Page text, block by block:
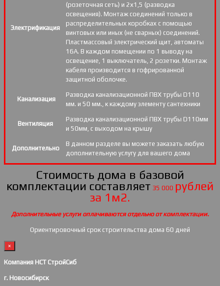
Электрификация
(розеточная сеть) и 2х1,5 (разводка
освещения). Монтаж соединений только в
распределительных коробках с помощью
винтовых или иных (не сварных) соединений.
Пластмассовый электрический щит, автоматы
16А. В каждом помещении по 1 выводу на
освещение, 1 выключатель, 2 розетки. Монтаж
кабеля производится в гофрированной
защитной оболочке.
Канализация
Разводка канализационной ПВХ трубы D110
мм. и 50 мм., к каждому элементу сантехники
Вентиляция
Разводка канализационной ПВХ трубы D110мм
и 50мм, с выходом на крышу
Дополнительно
В данном разделе вы можете заказать любую
дополнительную услугу для вашего дома
Стоимость дома в базовой
комплектации составляет 35 000 рублей
за 1м2.
Дополнительные услуги оплачиваются отдельно от комплектации.
Ориентировочный срок строительства дома 60 дней
×
Компания НСТ СтройСиб
г. Новосибирск